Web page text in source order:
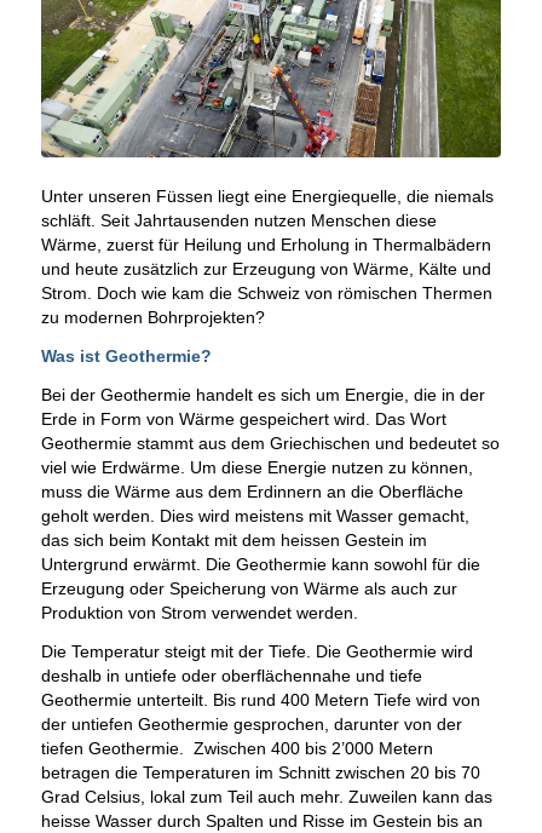
Unter unseren Füssen liegt eine Energiequelle, die niemals
schläft. Seit Jahrtausenden nutzen Menschen diese
Wärme, zuerst für Heilung und Erholung in Thermalbädern
und heute zusätzlich zur Erzeugung von Wärme, Kälte und
Strom. Doch wie kam die Schweiz von römischen Thermen
zu modernen Bohrprojekten?
Was ist Geothermie?
Bei der Geothermie handelt es sich um Energie, die in der
Erde in Form von Wärme gespeichert wird. Das Wort
Geothermie stammt aus dem Griechischen und bedeutet so
viel wie Erdwärme. Um diese Energie nutzen zu können,
muss die Wärme aus dem Erdinnern an die Oberfläche
geholt werden. Dies wird meistens mit Wasser gemacht,
das sich beim Kontakt mit dem heissen Gestein im
Untergrund erwärmt. Die Geothermie kann sowohl für die
Erzeugung oder Speicherung von Wärme als auch zur
Produktion von Strom verwendet werden.
Die Temperatur steigt mit der Tiefe. Die Geothermie wird
deshalb in untiefe oder oberflächennahe und tiefe
Geothermie unterteilt. Bis rund 400 Metern Tiefe wird von
der untiefen Geothermie gesprochen, darunter von der
tiefen Geothermie. Zwischen 400 bis 2’000 Metern
betragen die Temperaturen im Schnitt zwischen 20 bis 70
Grad Celsius, lokal zum Teil auch mehr. Zuweilen kann das
heisse Wasser durch Spalten und Risse im Gestein bis an